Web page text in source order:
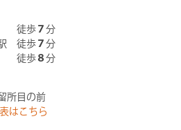
徒歩 ７ 分
徒歩 ７ 分
徒歩 ８ 分
所目の前
はこちら